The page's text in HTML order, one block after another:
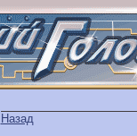
Назад